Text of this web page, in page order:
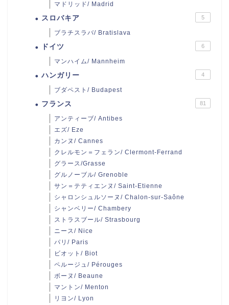
マドリッド/ Madrid
スロバキア 5
ブラチスラバ/ Bratislava
ドイツ 6
マンハイム/ Mannheim
ハンガリー 4
ブダペスト/ Budapest
フランス 81
アンティーブ/ Antibes
エズ/ Eze
カンヌ/ Cannes
クレルモン＝フェラン/ Clermont-Ferrand
グラース/Grasse
グルノーブル/ Grenoble
サン＝テティエンヌ/ Saint-Etienne
シャロンシュルソーヌ/ Chalon-sur-Saône
シャンベリー/ Chambery
ストラスブール/ Strasbourg
ニース/ Nice
パリ/ Paris
ビオット/ Biot
ペルージュ/ Pérouges
ボーヌ/ Beaune
マントン/ Menton
リヨン/ Lyon